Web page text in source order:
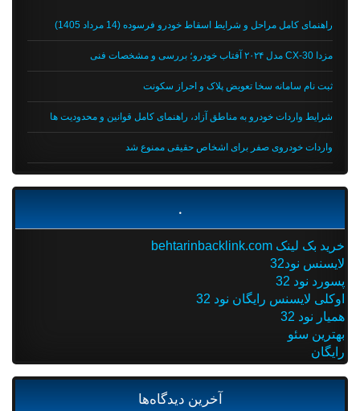
راهنمای کامل مراحل و شرایط اسقاط خودرو فرسوده (14 مرداد 1405)
مزدا CX-30 مدل ۲۰۲۴ آفتاب خودرو؛ بررسی و مشخصات فنی
ثبت نام سامانه سخا تعویض پلاک و احراز سکونت
شرایط واردات خودرو به مناطق آزاد، راهنمای کامل قوانین و محدودیت ها
واردات خودروی صفر برای اشخاص حقیقی ممنوع شد
خرید بک لینک behtarinbacklink.com
لایسنس نود32
پسورد نود 32
اوکلی لایسنس رایگان نود 32
همیار نود 32
بهترین سئو
رایگان
آخرین دیدگاه‌ها